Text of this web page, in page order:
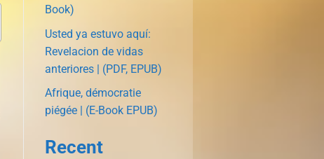
Book)
Usted ya estuvo aquí:
Revelacion de vidas
anteriores | (PDF, EPUB)
Afrique, démocratie
piégée | (E-Book EPUB)
Recent